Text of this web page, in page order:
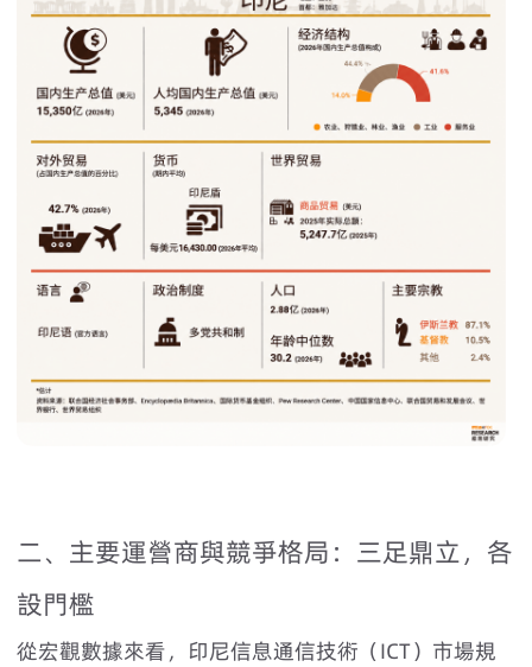
二、主要運營商與競爭格局：三足鼎立，各
設門檻
從宏觀數據來看，印尼信息通信技術（ICT）市場規